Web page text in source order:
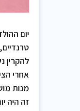
להקרין
מנות
זה היה